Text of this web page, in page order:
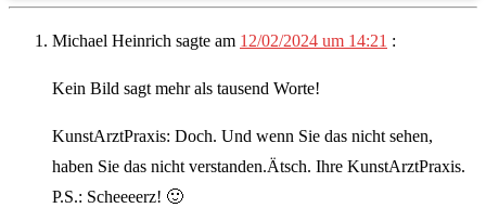
Michael Heinrich sagte am 12/02/2024 um 14:21 :
Kein Bild sagt mehr als tausend Worte!
KunstArztPraxis: Doch. Und wenn Sie das nicht sehen,
haben Sie das nicht verstanden.Ätsch. Ihre KunstArztPraxis.
P.S.: Scheeeerz! 🙂